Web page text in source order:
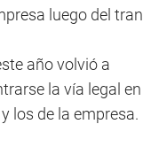
luego del
año volvió a
la vía legal
los de la empresa.